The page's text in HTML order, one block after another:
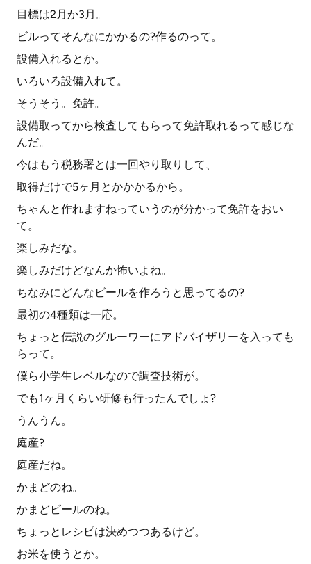
目標は2月か3月。
ビルってそんなにかかるの?作るのって。
設備入れるとか。
いろいろ設備入れて。
そうそう。免許。
設備取ってから検査してもらって免許取れるって感じな
んだ。
今はもう税務署とは一回やり取りして、
取得だけで5ヶ月とかかかるから。
ちゃんと作れますねっていうのが分かって免許をおい
て。
楽しみだな。
楽しみだけどなんか怖いよね。
ちなみにどんなビールを作ろうと思ってるの?
最初の4種類は一応。
ちょっと伝説のグルーワーにアドバイザリーを入っても
らって。
僕ら小学生レベルなので調査技術が。
でも1ヶ月くらい研修も行ったんでしょ?
うんうん。
庭産?
庭産だね。
かまどのね。
かまどビールのね。
ちょっとレシピは決めつつあるけど。
お米を使うとか。